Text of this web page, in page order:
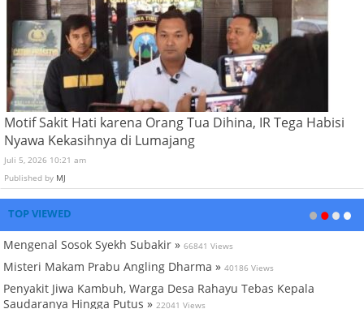
Motif Sakit Hati karena Orang Tua Dihina, IR Tega Habisi
Nyawa Kekasihnya di Lumajang
Juli 5, 2026 10:21 am
Published by MJ
TOP VIEWED
Mengenal Sosok Syekh Subakir » 66841 Views
Misteri Makam Prabu Angling Dharma » 40186 Views
Penyakit Jiwa Kambuh, Warga Desa Rahayu Tebas Kepala
Saudaranya Hingga Putus » 22041 Views